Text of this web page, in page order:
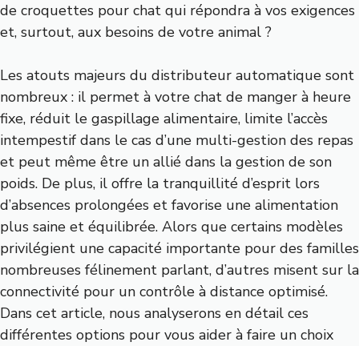
de croquettes pour chat qui répondra à vos exigences
et, surtout, aux besoins de votre animal ?
Les atouts majeurs du distributeur automatique sont
nombreux : il permet à votre chat de manger à heure
fixe, réduit le gaspillage alimentaire, limite l’accès
intempestif dans le cas d’une multi-gestion des repas
et peut même être un allié dans la gestion de son
poids. De plus, il offre la tranquillité d’esprit lors
d’absences prolongées et favorise une alimentation
plus saine et équilibrée. Alors que certains modèles
privilégient une capacité importante pour des familles
nombreuses félinement parlant, d’autres misent sur la
connectivité pour un contrôle à distance optimisé.
Dans cet article, nous analyserons en détail ces
différentes options pour vous aider à faire un choix